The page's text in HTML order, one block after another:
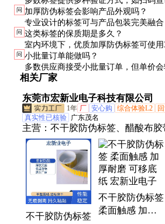
试温变反应等。消费者应按照产品说明
问 加厚防伪标签会影响产品外观吗？
专业设计的标签可与产品包装完美融
建议与设计师沟通，确保标签既安全又
问 这类标签的保质期是多久？
室内环境下，优质加厚防伪标签可使
形。户外或恶劣环境需选择特殊材料。
问 小批量订单能做吗？
多数供应商接受小批量订单，但单价
品一起采购，或选择标准型号降低成本
相关厂家
东莞市宏新业电子科技有限公司
1年 厂 安心购 综合体验L2
真实性已核验 广东茂名
主营： 不干胶防伪标签、醋酸布胶
不干胶防伪标签
不干胶防伪标签
柔面触感 加厚